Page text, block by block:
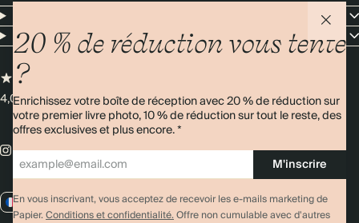
20 % de réduction vous tente
?
Enrichissez votre boîte de réception avec 20 % de réduction sur
votre premier livre photo, 10 % de réduction sur tout le reste, des
offres exclusives et plus encore. *
M'inscrire
En vous inscrivant, vous acceptez de recevoir les e-mails marketing de
Papier.Conditions et confidentialité.Offre non cumulable avec d'autres
Entreprise
4,00/5Plus de 11 000 avis
FR / EUR